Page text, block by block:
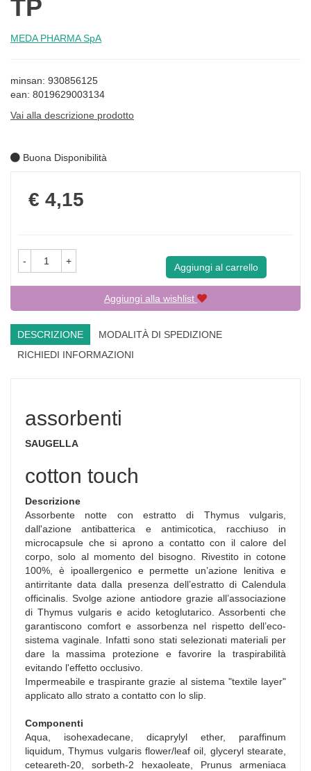
TP
MEDA PHARMA SpA
minsan: 930856125
ean: 8019629003134
Vai alla descrizione prodotto
Buona Disponibilità
Prezzo
€ 4,15
- +
Aggiungi al carrello
Aggiungi alla wishlist
DESCRIZIONE
MODALITÀ DI SPEDIZIONE
RICHIEDI INFORMAZIONI
assorbenti
SAUGELLA
cotton touch
Descrizione
Assorbente notte con estratto di Thymus vulgaris,
dall'azione antibatterica e antimicotica, racchiuso in
microcapsule che si aprono a contatto con il calore del
corpo, solo al momento del bisogno. Rivestito in cotone
100%, è ipoallergenico e permette un’azione lenitiva e
antirritante data dalla presenza dell’estratto di Calendula
officinalis. Svolge azione antiodore grazie all’associazione
di Thymus vulgaris e acido ketoglutarico. Assorbenti che
garantiscono comfort e assorbenza nel rispetto dell’eco-
sistema vaginale. Infatti sono stati selezionati materiali per
dare la massima protezione e favorire la traspirabilità
evitando l'effetto occlusivo.
Impermeabile e traspirante grazie al sistema "textile layer"
applicato allo strato a contatto con lo slip.
Componenti
Aqua, isohexadecane, dicaprylyl ether, paraffinum
liquidum, Thymus vulgaris flower/leaf oil, glyceryl stearate,
ceteareth-20, sorbeth-2 hexaoleate, Prunus armeniaca